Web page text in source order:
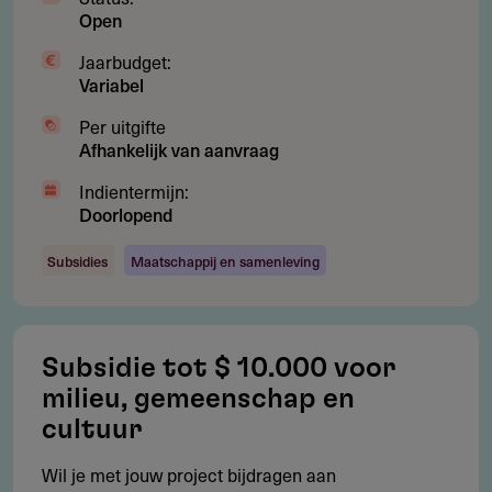
Restricties
Wat wordt niet gesubsidieerd?
Specifieke projectactiviteiten — deze regeling financiert
uitsluitend werkingskosten
Vakbonden en politiek geaffilieerde of
overheidsgebonden organisaties
Financiële steun aan derden vanuit de subsidie
Organisaties die zijn afgerond, in faillissement of zijn
onderworpen aan EU-sanctiemaatregelen
Open
Jaarbudget:
Variabel
Per uitgifte
Afhankelijk van aanvraag
Indientermijn:
Doorlopend
Subsidies Maatschappij en samenleving
Subsidie tot $ 10.000 voor
milieu, gemeenschap en
cultuur
Wil je met jouw project bijdragen aan